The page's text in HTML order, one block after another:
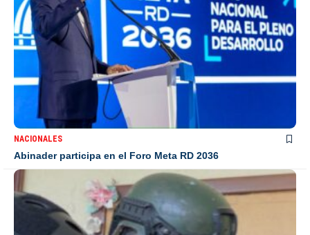
NACIONALES
Abinader participa en el Foro Meta RD 2036